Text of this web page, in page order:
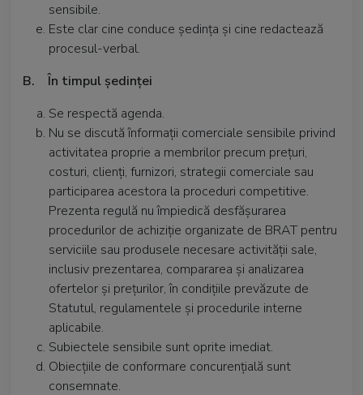
sensibile.
Este clar cine conduce ședința și cine redactează
procesul-verbal.
B. În timpul ședinței
Se respectă agenda.
Nu se discută înformații comerciale sensibile privind
activitatea proprie a membrilor precum prețuri,
costuri, clienți, furnizori, strategii comerciale sau
participarea acestora la proceduri competitive.
Prezenta regulă nu împiedică desfășurarea
procedurilor de achiziție organizate de BRAT pentru
serviciile sau produsele necesare activității sale,
inclusiv prezentarea, compararea și analizarea
ofertelor și prețurilor, în condițiile prevăzute de
Statutul, regulamentele și procedurile interne
aplicabile.
Subiectele sensibile sunt oprite imediat.
Obiecțiile de conformare concurențială sunt
consemnate.